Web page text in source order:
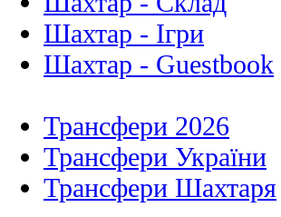
Шахтар - Ігри
Шахтар - Guestbook
Трансфери 2026
Трансфери України
Трансфери Шахтаря